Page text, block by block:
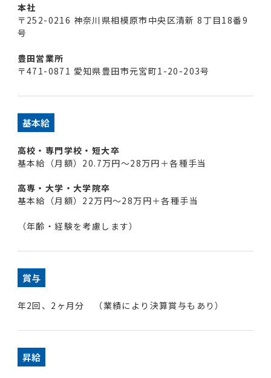
本社
〒252-0216 神奈川県相模原市中央区清新 8丁目18番9
号
豊田営業所
〒471-0871 愛知県豊田市元宮町1-20-203号
基本給
高校・専門学校・短大卒
基本給（月額）20.7万円～28万円＋各種手当
高専・大学・大学院卒
基本給（月額）22万円～28万円＋各種手当
（年齢・経験を考慮します）
賞与
年2回、2ヶ月分 （業績により決算賞与もあり）
昇給